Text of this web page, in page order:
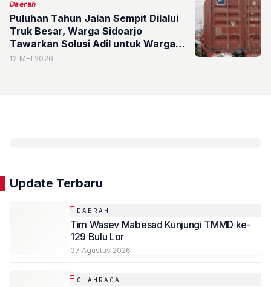
𝘋𝘢𝘦𝘳𝘢𝘩
Puluhan Tahun Jalan Sempit Dilalui
Truk Besar, Warga Sidoarjo
Tawarkan Solusi Adil untuk Warga
dan Perusahaan
12 MEI 2026
Update Terbaru
DAERAH
Tim Wasev Mabesad Kunjungi TMMD ke-
129 Bulu Lor
07 Agustus 2026
OLAHRAGA